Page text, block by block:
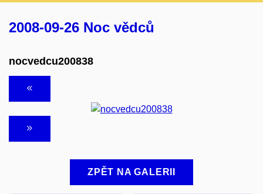
2008-09-26 Noc vědců
nocvedcu200838
ZPĚT NA GALERII